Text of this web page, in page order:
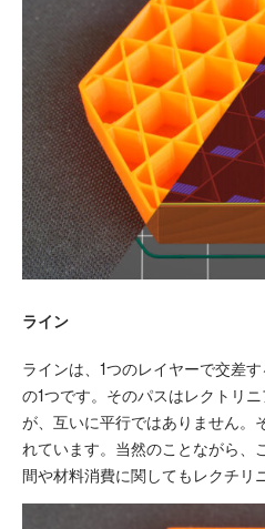
ライン
ラインは、1つのレイヤーで交差
の1つです。そのパスはレクトリ
が、互いに平行ではありません。
れています。当然のことながら、
間や材料消費に関してもレクチリ